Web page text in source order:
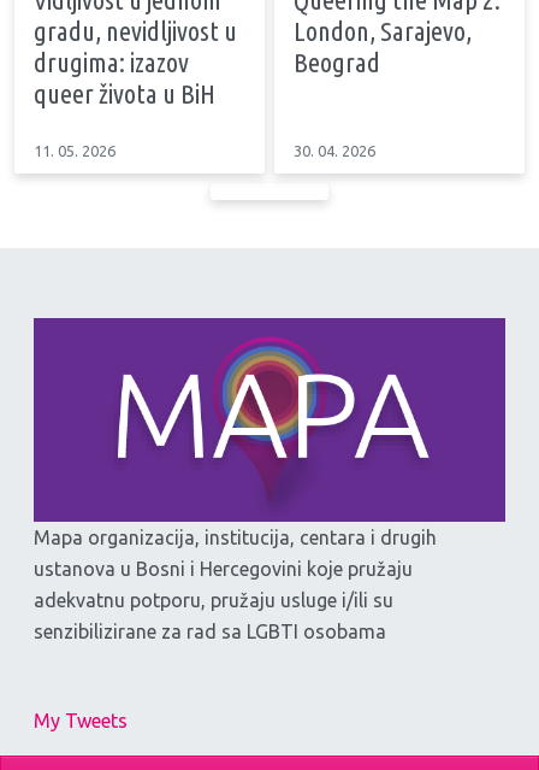
gradu, nevidljivost u
drugima: izazov
queer života u BiH
11. 05. 2026
London, Sarajevo,
Beograd
30. 04. 2026
Mapa organizacija, institucija, centara i drugih
ustanova u Bosni i Hercegovini koje pružaju
adekvatnu potporu, pružaju usluge i/ili su
senzibilizirane za rad sa LGBTI osobama
My Tweets